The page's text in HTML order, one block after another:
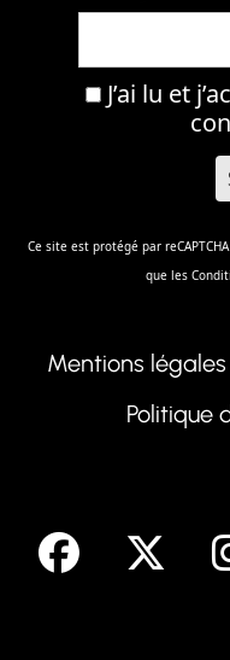
J’ai lu et
Ce site est protégé par
que les
Mentions légales
Politique